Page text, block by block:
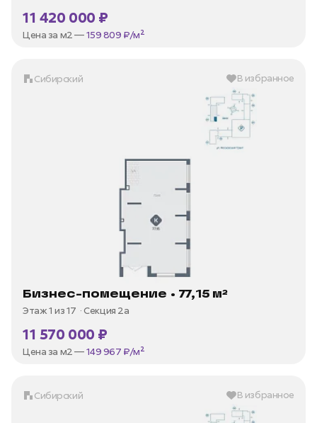
11 420 000 ₽
Цена за м2 —159 809 ₽/м²
Сибирский В избранное
Бизнес-помещение • 77,15 м²
Этаж 1 из 17 Секция 2а
11 570 000 ₽
Цена за м2 —149 967 ₽/м²
Сибирский В избранное